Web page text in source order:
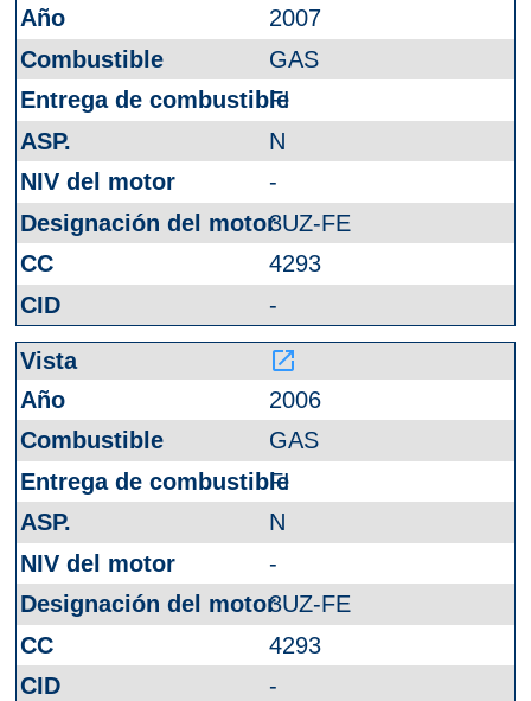
2007
GAS
FI
N
-
3UZ-FE
4293
-
launch
2006
GAS
FI
N
-
3UZ-FE
4293
-